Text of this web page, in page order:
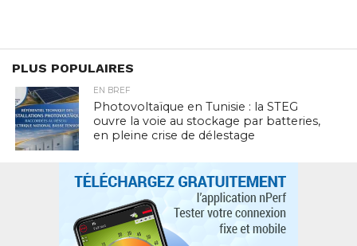
PLUS POPULAIRES
EN BREF
Photovoltaïque en Tunisie : la STEG
ouvre la voie au stockage par batteries,
en pleine crise de délestage